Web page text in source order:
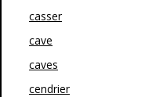
casser
cave
caves
cendrier